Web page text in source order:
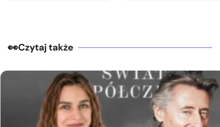
Czytaj także